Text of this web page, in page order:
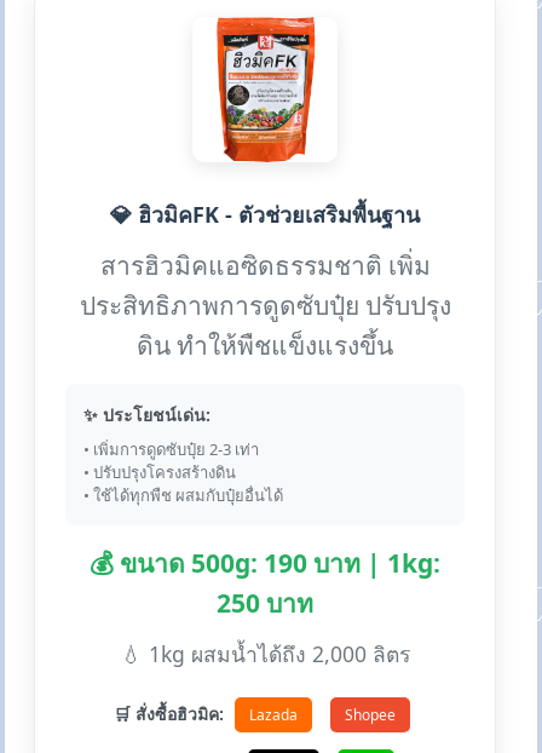
💎 ฮิวมิคFK - ตัวช่วยเสริมพื้นฐาน
สารฮิวมิคแอซิดธรรมชาติ เพิ่ม
ประสิทธิภาพการดูดซับปุ๋ย ปรับปรุง
ดิน ทำให้พืชแข็งแรงขึ้น
✨ ประโยชน์เด่น:
• เพิ่มการดูดซับปุ๋ย 2-3 เท่า
• ปรับปรุงโครงสร้างดิน
• ใช้ได้ทุกพืช ผสมกับปุ๋ยอื่นได้
💰 ขนาด 500g: 190 บาท | 1kg:
250 บาท
💧 1kg ผสมน้ำได้ถึง 2,000 ลิตร
🛒 สั่งซื้อฮิวมิค: Lazada Shopee